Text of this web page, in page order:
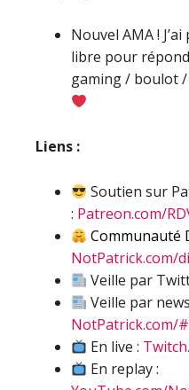
Nouvel AMA !
libre pour
gaming / boulot /
Liens :
Soutien sur
: Patreon.com/
Communauté
NotPatrick.com/
Veille par
Veille par
NotPatrick.com/
En live :
En replay :